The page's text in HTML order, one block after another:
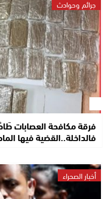
جرائم وحوادث
فالداخلة..القضية فيها
أخبار الصحراء